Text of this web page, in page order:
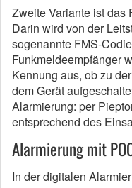
Zweite Variante ist das
Darin wird von der
sogenannte FMS-
Funkmeldeempfänger
Kennung aus, ob zu
dem Gerät
Alarmierung: per
entsprechend des
Alarmierung mit
In der digitalen